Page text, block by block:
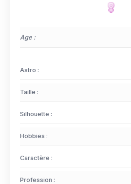
Age :
Astro :
Taille :
Silhouette :
Hobbies :
Caractère :
Profession :